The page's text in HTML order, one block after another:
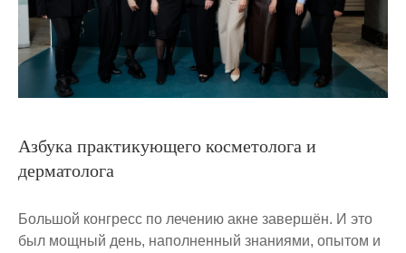
Азбука практикующего косметолога и
дерматолога
Большой конгресс по лечению акне завершён. И это
был мощный день, наполненный знаниями, опытом и